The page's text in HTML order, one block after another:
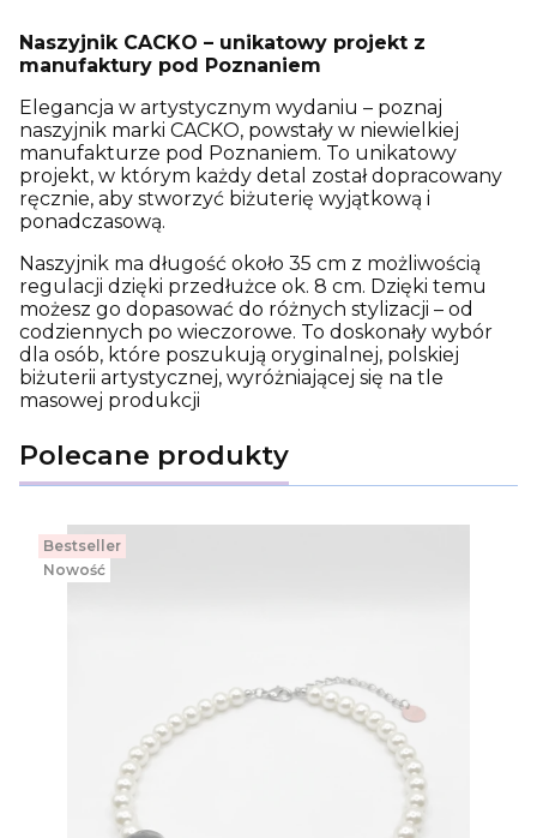
Naszyjnik CACKO – unikatowy projekt z
manufaktury pod Poznaniem
Elegancja w artystycznym wydaniu – poznaj
naszyjnik marki CACKO, powstały w niewielkiej
manufakturze pod Poznaniem. To unikatowy
projekt, w którym każdy detal został dopracowany
ręcznie, aby stworzyć biżuterię wyjątkową i
ponadczasową.
Naszyjnik ma długość około 35 cm z możliwością
regulacji dzięki przedłużce ok. 8 cm. Dzięki temu
możesz go dopasować do różnych stylizacji – od
codziennych po wieczorowe. To doskonały wybór
dla osób, które poszukują oryginalnej, polskiej
biżuterii artystycznej, wyróżniającej się na tle
masowej produkcji
Polecane produkty
Bestseller
Nowość